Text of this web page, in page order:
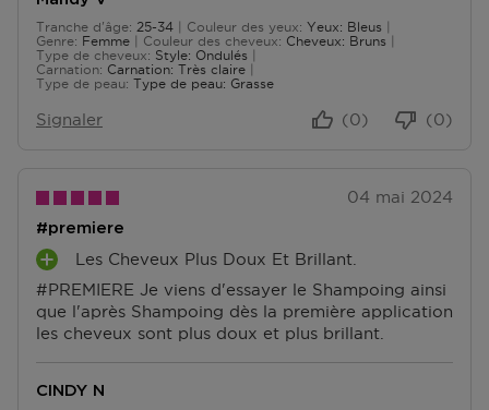
T
S
Tranche d'âge
De 25 à 34 25-34 Couleur des yeux
Yeux: Bleus
Genre
Femme Couleur des cheveux
Cheveux: Bruns
Type de cheveux
Style: Ondulés
Carnation
Carnation: Très claire
Type de peau Type de peau: Grasse
Signaler (0)
(0)
04 mai 2024
#premiere
#PREMIERE Je viens d'essayer le Shampoing ainsi
que l'après Shampoing dès la première application
les cheveux sont plus doux et plus brillant.
A
V
A
N
G
Les Cheveux Plus Doux Et Brillant.
CINDY N